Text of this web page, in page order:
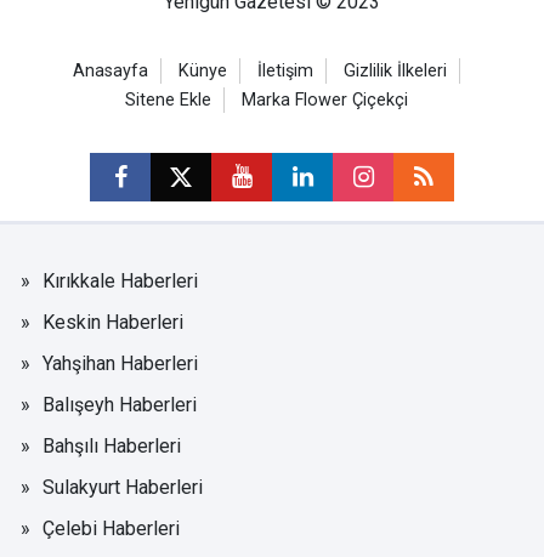
Anasayfa Künye İletişim
Gizlilik İlkeleri
Sitene Ekle
Marka Flower Çiçekçi
Kırıkkale Haberleri
Keskin Haberleri
Yahşihan Haberleri
Balışeyh Haberleri
Bahşılı Haberleri
Sulakyurt Haberleri
Çelebi Haberleri